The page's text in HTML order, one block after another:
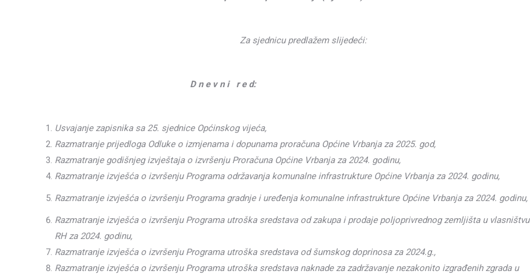
Za sjednicu predlažem slijedeći:
D n e v n i r e d:
Usvajanje zapisnika sa 25. sjednice Općinskog vijeća,
Razmatranje prijedloga Odluke o izmjenama i dopunama proračuna Općine Vrbanja za 2025. god,
Razmatranje godišnjeg izvještaja o izvršenju Proračuna Općine Vrbanja za 2024. godinu,
Razmatranje izvješća o izvršenju Programa održavanja komunalne infrastrukture Općine Vrbanjaza 2024. godinu,
Razmatranje izvješća o izvršenju Programa gradnje i uređenja komunalne infrastrukture Općine Vrbanja za 2024. godinu,
Razmatranje izvješća o izvršenju Programa utroška sredstava od zakupa i prodaje poljoprivrednog zemljišta u vlasništvu
RH za 2024. godinu,
Razmatranje izvješća o izvršenju Programa utroška sredstava od šumskog doprinosa za 2024.g.,
Razmatranje izvješća o izvršenju Programa utroška sredstava naknade za zadržavanje nezakonito izgrađenih zgrada u